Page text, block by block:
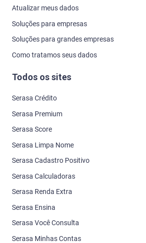
Atualizar meus dados
Soluções para empresas
Soluções para grandes empresas
Como tratamos seus dados
Todos os sites
Serasa Crédito
Serasa Premium
Serasa Score
Serasa Limpa Nome
Serasa Cadastro Positivo
Serasa Calculadoras
Serasa Renda Extra
Serasa Ensina
Serasa Você Consulta
Serasa Minhas Contas